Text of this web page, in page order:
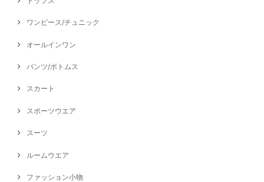
ワンピース/チュニック
オールインワン
パンツ/ボトムス
スカート
スポーツウエア
スーツ
ルームウエア
ファッション小物